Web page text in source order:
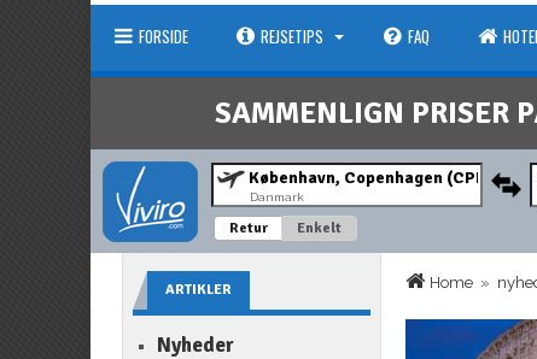
FORSIDE REJSETIPS FAQ
SAMMENLIGN PRISER
Danmark
Retur Enkelt
Home »
ARTIKLER
Nyheder